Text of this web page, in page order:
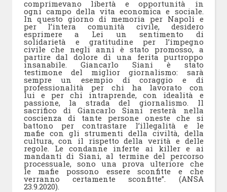
comprimevano libertà e opportunità in
ogni campo della vita economica e sociale.
In questo giorno di memoria per Napoli e
per l’intera comunità civile, desidero
esprimere a Lei un sentimento di
solidarietà e gratitudine per l’impegno
civile che negli anni è stato promosso, a
partire dal dolore di una ferita purtroppo
insanabile. Giancarlo Siani è stato
testimone del miglior giornalismo: sarà
sempre un esempio di coraggio e di
professionalità per chi ha lavorato con
lui e per chi intraprende, con idealità e
passione, la strada del giornalismo. Il
sacrifico di Giancarlo Siani resterà nella
coscienza di tante persone oneste che si
battono per contrastare l’illegalità e le
mafie con gli strumenti della civiltà, della
cultura, con il rispetto della verità e delle
regole. Le condanne inferte ai killer e ai
mandanti di Siani, al termine del percorso
processuale, sono una prova ulteriore che
le mafie possono essere sconfitte e che
verranno certamente sconfitte”. (ANSA
23.9.2020).